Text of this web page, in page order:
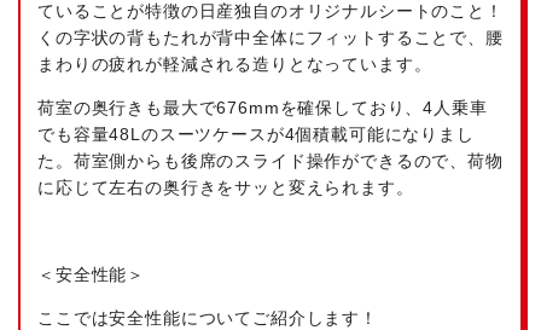
ていることが特徴の日産独自のオリジナルシートのこと！
くの字状の背もたれが背中全体にフィットすることで、腰
まわりの疲れが軽減される造りとなっています。
荷室の奥行きも最大で676mmを確保しており、4人乗車
でも容量48Lのスーツケースが4個積載可能になりまし
た。荷室側からも後席のスライド操作ができるので、荷物
に応じて左右の奥行きをサッと変えられます。
＜安全性能＞
ここでは安全性能についてご紹介します！